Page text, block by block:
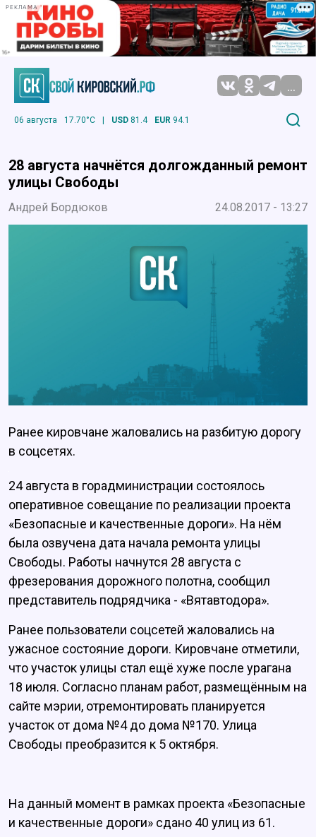
РЕКЛАМА
...
06 августа 17.70°C | USD 81.4 EUR 94.1
28 августа начнётся долгожданный ремонт
улицы Свободы
Андрей Бордюков 24.08.2017 - 13:27
Ранее кировчане жаловались на разбитую дорогу
в соцсетях.
24 августа в горадминистрации состоялось
оперативное совещание по реализации проекта
«Безопасные и качественные дороги». На нём
была озвучена дата начала ремонта улицы
Свободы. Работы начнутся 28 августа с
фрезерования дорожного полотна, сообщил
представитель подрядчика - «Вятавтодора».
Ранее пользователи соцсетей жаловались на
ужасное состояние дороги. Кировчане отметили,
что участок улицы стал ещё хуже после урагана
18 июля. Согласно планам работ, размещённым на
сайте мэрии, отремонтировать планируется
участок от дома №4 до дома №170. Улица
Свободы преобразится к 5 октября.
На данный момент в рамках проекта «Безопасные
и качественные дороги» сдано 40 улиц из 61.